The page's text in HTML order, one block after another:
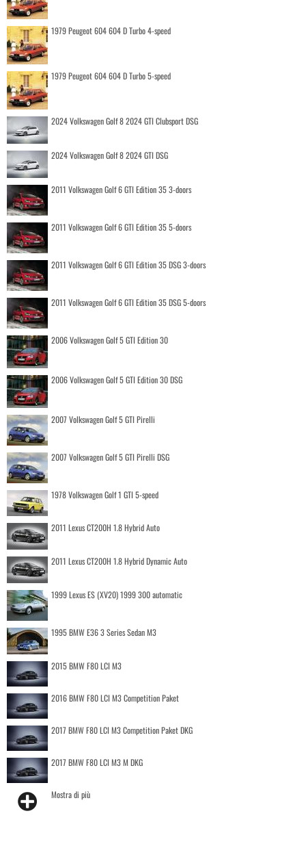
1979 Peugeot 604 604 D Turbo 4-speed
1979 Peugeot 604 604 D Turbo 5-speed
2024 Volkswagen Golf 8 2024 GTI Clubsport DSG
2024 Volkswagen Golf 8 2024 GTI DSG
2011 Volkswagen Golf 6 GTI Edition 35 3-doors
2011 Volkswagen Golf 6 GTI Edition 35 5-doors
2011 Volkswagen Golf 6 GTI Edition 35 DSG 3-doors
2011 Volkswagen Golf 6 GTI Edition 35 DSG 5-doors
2006 Volkswagen Golf 5 GTI Edition 30
2006 Volkswagen Golf 5 GTI Edition 30 DSG
2007 Volkswagen Golf 5 GTI Pirelli
2007 Volkswagen Golf 5 GTI Pirelli DSG
1978 Volkswagen Golf 1 GTI 5-speed
2011 Lexus CT200H 1.8 Hybrid Auto
2011 Lexus CT200H 1.8 Hybrid Dynamic Auto
1999 Lexus ES (XV20) 1999 300 automatic
1995 BMW E36 3 Series Sedan M3
2015 BMW F80 LCI M3
2016 BMW F80 LCI M3 Competition Paket
2017 BMW F80 LCI M3 Competition Paket DKG
2017 BMW F80 LCI M3 M DKG
Mostra di più